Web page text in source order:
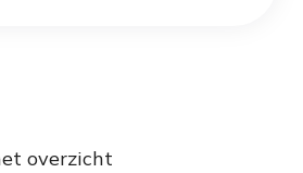
overzicht